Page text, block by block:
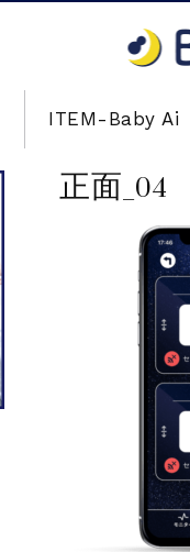
ITEM-Baby Ai
正面_04